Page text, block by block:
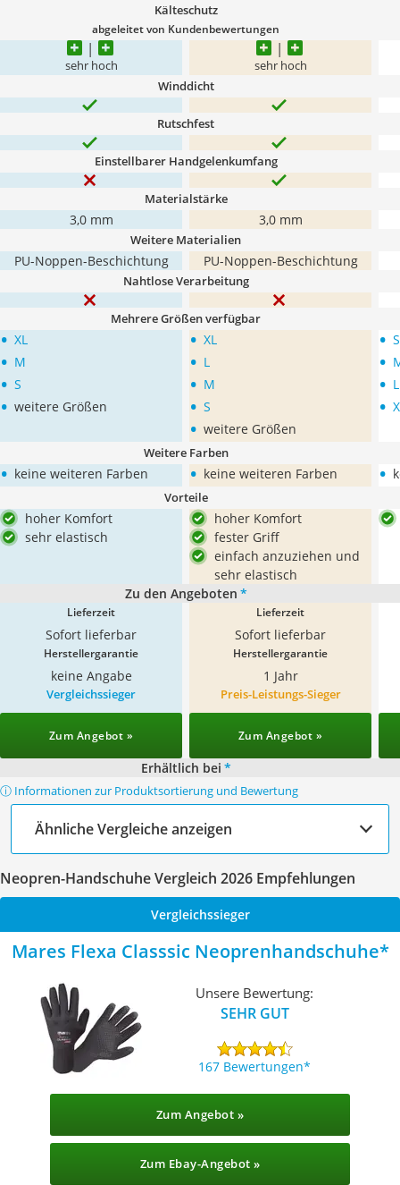
Kälteschutz
abgeleitet von Kundenbewertungen
sehr hoch sehr hoch
Winddicht
Rutschfest
Einstellbarer Handgelenkumfang
Materialstärke
3,0 mm 3,0 mm
Weitere Materialien
PU-Noppen-Beschichtung PU-Noppen-Beschichtung
Nahtlose Verarbeitung
Mehrere Größen verfügbar
• XL
• M
• S
• weitere Größen
• XL
• L
• M
• S
• weitere Größen
• S
•
• L
•
Weitere Farben
• keine weiteren Farben • keine weiteren Farben •
Vorteile
hoher Komfort
sehr elastisch
hoher Komfort
fester Griff
einfach anzuziehen und
sehr elastisch
Zu den Angeboten *
Lieferzeit
Sofort lieferbar
Lieferzeit
Sofort lieferbar
Herstellergarantie
keine Angabe
Herstellergarantie
1 Jahr
Vergleichssieger
Zum Angebot »
Preis-Leistungs-Sieger
Zum Angebot »
Erhältlich bei *
ⓘ Informationen zur Produktsortierung und Bewertung
Ähnliche Vergleiche anzeigen
Neopren-Handschuhe Vergleich 2026 Empfehlungen
Vergleichssieger
Mares Flexa Classsic Neoprenhandschuhe
Unsere Bewertung:
SEHR GUT
167 Bewertungen
Zum Angebot »
Zum Ebay-Angebot »